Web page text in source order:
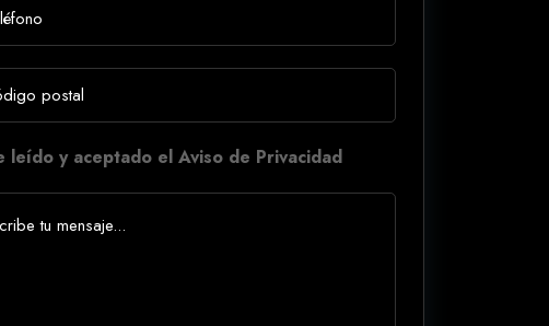
leído y aceptado el Aviso de Privacidad